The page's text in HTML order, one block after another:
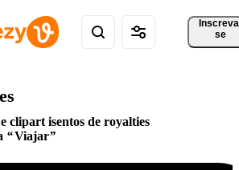
se
clipart isentos de royalties
Viajar